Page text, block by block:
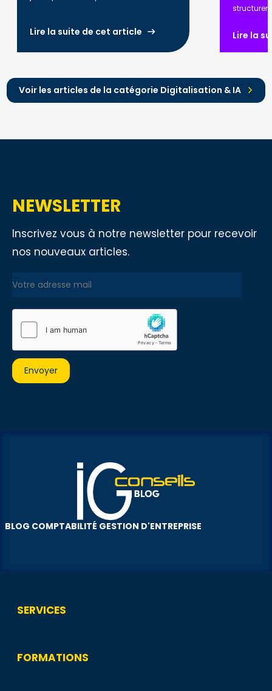
savoir en 2026.
Lire la suite de cet article
structurer
optimiser
renforcer
Lire la
Voir les articles de la catégorie Digitalisation & IA
NEWSLETTER
Inscrivez vous à notre newsletter pour recevoir
nos nouveaux articles.
BLOG COMPTABILITÉ GESTION D'ENTREPRISE
SERVICES
FORMATIONS